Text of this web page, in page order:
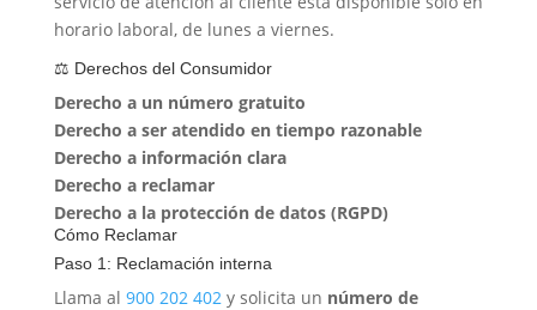
horario laboral, de lunes a viernes.
⚖️ Derechos del Consumidor
Derecho a un número gratuito
Derecho a ser atendido en tiempo razonable
Derecho a información clara
Derecho a reclamar
Derecho a la protección de datos (RGPD)
Cómo Reclamar
Paso 1: Reclamación interna
Llama al 900 202 402y solicita un número de